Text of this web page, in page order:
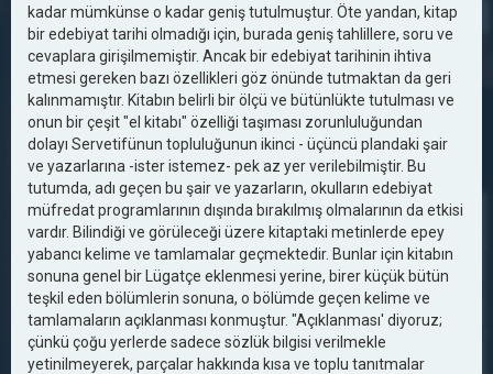
kadar mümkünse o kadar geniş tutulmuştur. Öte yandan, kitap
bir edebiyat tarihi olmadığı için, burada geniş tahlillere, soru ve
cevaplara girişilmemiştir. Ancak bir edebiyat tarihinin ihtiva
etmesi gereken bazı özellikleri göz önünde tutmaktan da geri
kalınmamıştır. Kitabın belirli bir ölçü ve bütünlükte tutulması ve
onun bir çeşit "el kitabı" özelliği taşıması zorunluluğundan
dolayı Servetifünun topluluğunun ikinci - üçüncü plandaki şair
ve yazarlarına -ister istemez- pek az yer verilebilmiştir. Bu
tutumda, adı geçen bu şair ve yazarların, okulların edebiyat
müfredat programlarının dışında bırakılmış olmalarının da etkisi
vardır. Bilindiği ve görüleceği üzere kitaptaki metinlerde epey
yabancı kelime ve tamlamalar geçmektedir. Bunlar için kitabın
sonuna genel bir Lügatçe eklenmesi yerine, birer küçük bütün
teşkil eden bölümlerin sonuna, o bölümde geçen kelime ve
tamlamaların açıklanması konmuştur. "Açıklanması' diyoruz;
çünkü çoğu yerlerde sadece sözlük bilgisi verilmekle
yetinilmeyerek, parçalar hakkında kısa ve toplu tanıtmalar